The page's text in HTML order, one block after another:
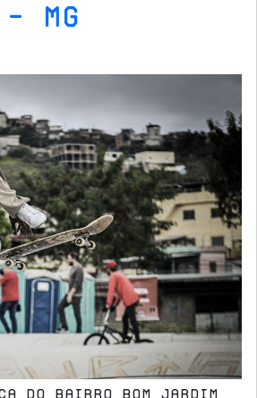
MG
do Bairro Bom Jardim